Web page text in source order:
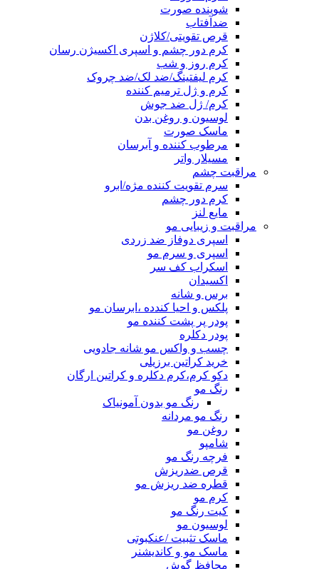
شوینده صورت
ضدآفتاب
قرص تقویتی/کلاژن
کرم دور چشم و اسپری اکسیژن رسان
کرم روز و شب
کرم لیفتینگ/ضد لک/ضد چروک
کرم و ژل ترمیم کننده
کرم/ ژل ضد جوش
لوسیون و روغن بدن
ماسک صورت
مرطوب کننده و آبرسان
مسیلار واتر
مراقبت چشم
سرم تقویت کننده مژه/ابرو
کرم دور چشم
مایع لنز
مراقبت و زیبایی مو
اسپری دوفاز ضد زردی
اسپری و سرم مو
اسکراب کف سر
اکسیدان
برس و شانه
پلکس و احیا کندده ،ابرسان مو
پودر پر پشت کننده مو
پودر دکلره
چسب و واکس مو شانه جادویی
خرید کراتین برزیلی
دکو کرم،کرم دکلره و کراتین ارگان
رنگ مو
رنگ مو بدون آمونیاک
رنگ مو مردانه
روغن مو
شامپو
فرچه رنگ مو
قرص ضدریزش
قطره ضد ریزش مو
کرم مو
کیت رنگ مو
لوسیون مو
ماسک تثبیت /عنکبوتی
ماسک مو و کاندیشنر
محافظ گوش